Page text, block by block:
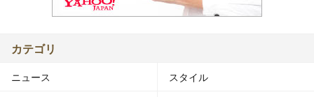
カテゴリ
ニュース スタイル